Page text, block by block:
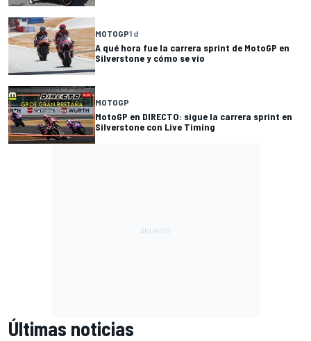
MOTOGP1 d
A qué hora fue la carrera sprint de MotoGP en
Silverstone y cómo se vio
MOTOGP
MotoGP en DIRECTO: sigue la carrera sprint en
Silverstone con Live Timing
Últimas noticias